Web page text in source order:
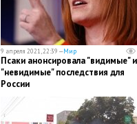
9 апреля 2021, 22:39 —Мир
Псаки анонсировала "видимые" и
"невидимые" последствия для
России